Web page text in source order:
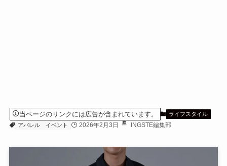
当ページのリンクには広告が含まれています。
ライフスタイル
アパレル
イベント 2026年2月3日 INGSTE編集部